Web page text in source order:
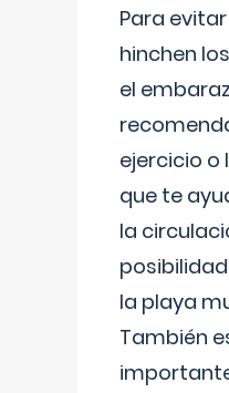
Para
hinchen
el
ejercicio o
que te
la
la playa
También